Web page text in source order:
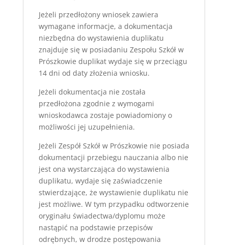
Jeżeli przedłożony wniosek zawiera
wymagane informacje, a dokumentacja
niezbędna do wystawienia duplikatu
znajduje się w posiadaniu Zespołu Szkół w
Prószkowie duplikat wydaje się w przeciągu
14 dni od daty złożenia wniosku.
Jeżeli dokumentacja nie została
przedłożona zgodnie z wymogami
wnioskodawca zostaje powiadomiony o
możliwości jej uzupełnienia.
Jeżeli Zespół Szkół w Prószkowie nie posiada
dokumentacji przebiegu nauczania albo nie
jest ona wystarczająca do wystawienia
duplikatu, wydaje się zaświadczenie
stwierdzające, że wystawienie duplikatu nie
jest możliwe. W tym przypadku odtworzenie
oryginału świadectwa/dyplomu może
nastąpić na podstawie przepisów
odrębnych, w drodze postępowania